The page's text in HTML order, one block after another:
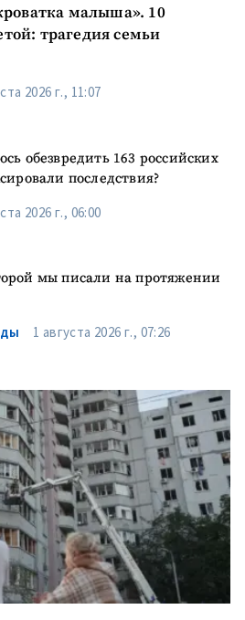
малыша». 10
трагедия семьи
2026 г., 11:07
обезвредить 163 российских
последствия?
2026 г., 06:00
мы писали на протяжении
1 августа 2026 г., 07:26
на
и согласен(на)
.
НОВОСТЬ